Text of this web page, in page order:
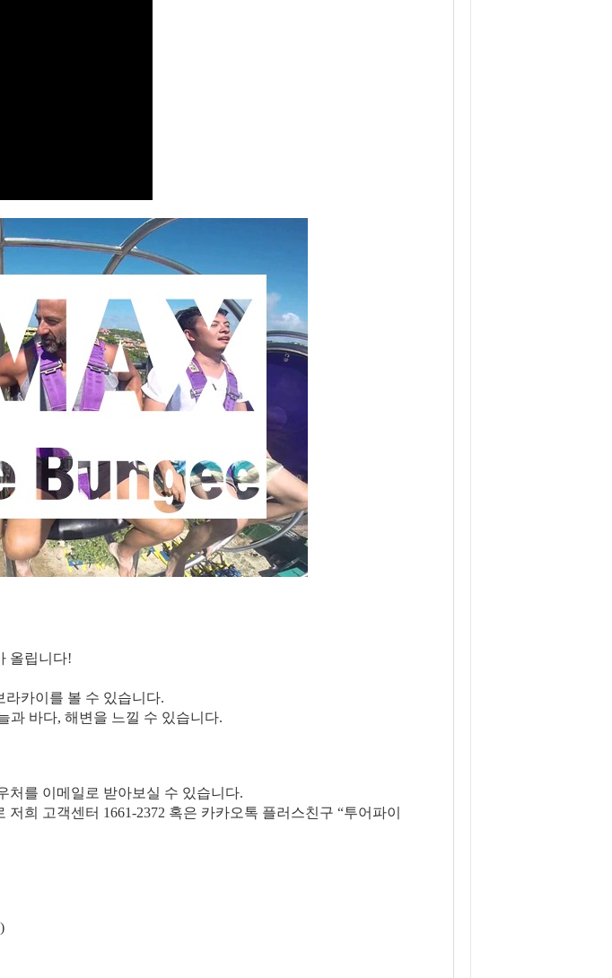
올립니다!
라카이를 볼 수 있습니다.
과 바다, 해변을 느낄 수 있습니다.
처를 이메일로 받아보실 수 있습니다.
희 고객센터 1661-2372 혹은 카카오톡 플러스친구 “투어파이